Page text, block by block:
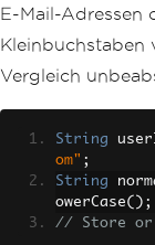
E-Mail-Adressen
Kleinbuchstaben
Vergleich
String
om" ;
String
owerCase();
// Store or